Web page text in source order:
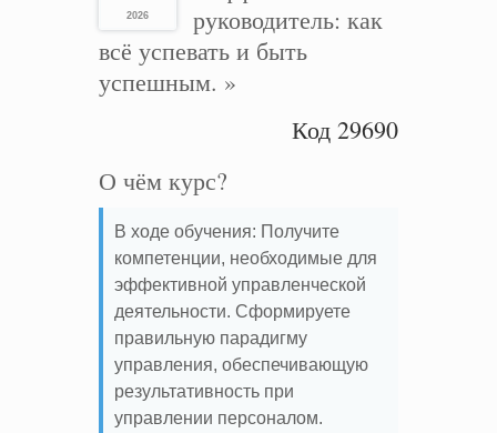
Регистрация
2026
руководитель: как
всё успевать и быть
успешным. »
Код 29690
О чём курс?
В ходе обучения: Получите
компетенции, необходимые для
эффективной управленческой
деятельности. Сформируете
правильную парадигму
управления, обеспечивающую
результативность при
управлении персоналом.